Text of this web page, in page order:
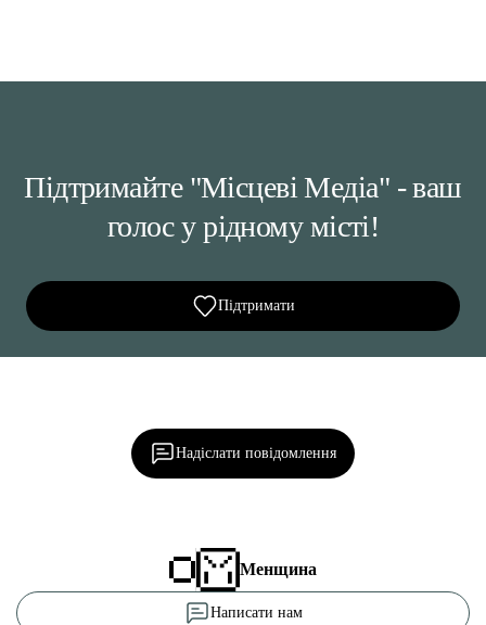
Підтримайте "Місцеві Медіа" - ваш
голос у рідному місті!
Підтримати
Надіслати повідомлення
Менщина
Написати нам